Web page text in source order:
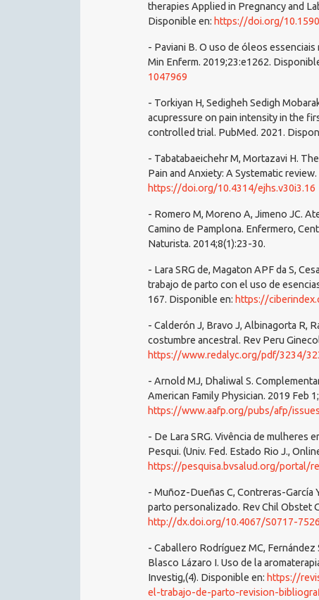
therapies Applied in Pregnancy and
Disponible en: https://doi.org/
- Paviani B. O uso de óleos
Min Enferm. 2019;23:e1262.
1047969
- Torkiyan H, Sedigheh Sedigh
acupressure on pain intensity in the
controlled trial. PubMed. 2021.
- Tabatabaeichehr M, Mortazavi H.
Pain and Anxiety: A Systematic
https://doi.org/10.4314/ejhs.v30i3.16
- Romero M, Moreno A, Jimeno JC.
Camino de Pamplona. Enfermero,
Naturista. 2014;8(1):23-30.
- Lara SRG de, Magaton APF da S,
trabajo de parto con el uso de
167. Disponible en: https://
- Calderón J, Bravo J, Albinagorta R,
costumbre ancestral. Rev Peru
https://www.redalyc.org/pdf/3234/
- Arnold MJ, Dhaliwal S.
American Family Physician. 2019 Feb
https://www.aafp.org/pubs/afp/
- De Lara SRG. Vivência de mulheres
Pesqui. (Univ. Fed. Estado Rio J.,
https://pesquisa.bvsalud.org/portal/
- Muñoz-Dueñas C, Contreras-García
parto personalizado. Rev Chil Obstet
http://dx.doi.org/10.4067/S0717-
- Caballero Rodríguez MC, Fernández
Blasco Lázaro I. Uso de la
Investig,(4). Disponible en: https://
el-trabajo-de-parto-revision-